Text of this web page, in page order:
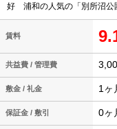
好 浦和の人気の「別所沼公
賃料
共益費 / 管理費
敷金 / 礼金 1ヶ
保証金 / 敷引 0ヶ